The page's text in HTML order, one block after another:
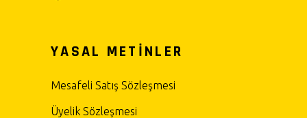
YASAL METİNLER
Mesafeli Satış Sözleşmesi
Üyelik Sözleşmesi